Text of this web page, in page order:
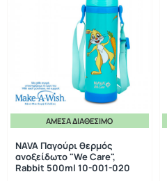
ΆΜΕΣΑ ΔΙΑΘΈΣΙΜΟ
NAVA Παγούρι θερμός
ανοξείδωτο "We Care",
Rabbit 500ml 10-001-020